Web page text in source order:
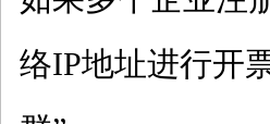
络IP地址进行开